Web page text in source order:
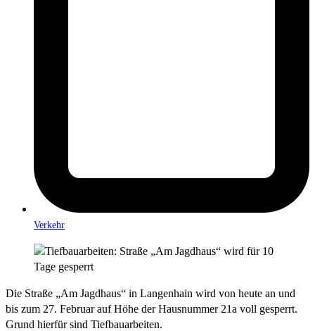
Verkehr
Die Straße „Am Jagdhaus“ in Langenhain wird von heute an und
bis zum 27. Februar auf Höhe der Hausnummer 21a voll gesperrt.
Grund hierfür sind Tiefbauarbeiten.